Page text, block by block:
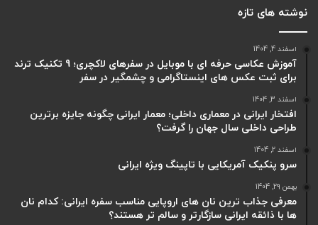
نوشته های تازه
اسفند 4, 1404
آموزش عکاسی حرفه ای با موبایل در سفرهای لاکچری؛ 9 تکنیک ترند
برای ثبت عکس های اینستاگرامی و چشمگیر در سفر
اسفند 3, 1404
افتخار ایرانی در معماری داخلی؛ معمار ایرانی چگونه جایزه برترین
طراحی داخلی سال جهان را گرفت؟
اسفند 2, 1404
سرو پنکیک آمریکایی با تاپینگ ویژه ایرانی
بهمن 29, 1404
معرفی جذاب ترین نان های اروپایی مناسب سفره ایرانی: کدام نان
ها با ذائقه ایرانی سازگارتر و سالم تر هستند؟